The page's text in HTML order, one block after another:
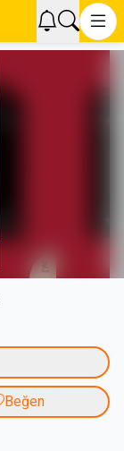
Beğen